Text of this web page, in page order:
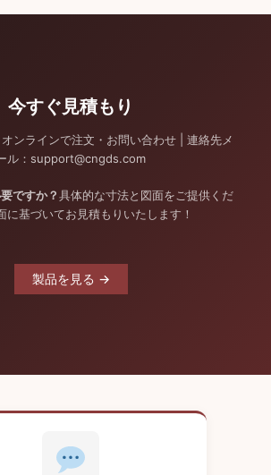
今すぐ見積もり
ンラインで注文・お問い合わせ | 連絡先メ
ル：support@cngds.com
ですか？具体的な寸法と図面をご提供くだ
に基づいてお見積もりいたします！
製品を見る →